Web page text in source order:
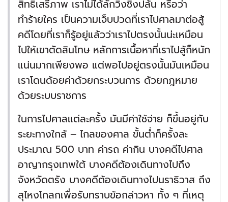
สิทธิเสรีภาพ เราไม่ได้ลักวิ่งชิงปล้น หรือว่า
ทำร้ายใคร เป็นความเจ็บปวดที่เราไปศาลมาต่อสู้
คดีโดยที่เราก็รู้อยู่แล้วว่าเราไปตรงนั้นน่ะเหมือน
ไปให้เขาตัดสินโทษ หลักการเนื้อหาที่เราไปสู้ก็หนัก
แน่นมากเพียงพอ แต่พอไปอยู่ตรงนั้นมันเหมือน
เราโดนด้อยค่าด้วยกระบวนการ ด้วยกฎหมาย
ด้วยระบบราชการ
ในการไปศาลแต่ละครั้ง มันมีค่าใช้จ่าย ก็ขึ้นอยู่กับ
ระยะทางใกล้ – ไกลของศาล ขั้นต่ำก็ครั้งละ
ประมาณ 500 บาท ค่ารถ ค่ากิน บางคดีไปศาล
อาญากรุงเทพใต้ บางคดีต้องเดินทางไปถึง
จังหวัดตรัง บางคดีต้องเดินทางไปนราธิวาส ถึง
สุไหงโกลกเพื่อรับทราบข้อกล่าวหา ทั้ง ๆ ที่เหตุ